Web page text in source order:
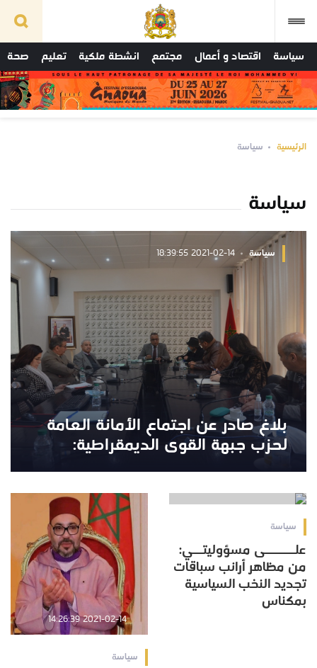
سياسة اقتصاد و أعمال مجتمع انشطة ملكية تعليم صحة
الرئيسية سياسة
سياسة
سياسة 2021-02-14 18:39:55
بلاغ صادر عن اجتماع الأمانة العامة
لحزب جبهة القوى الديمقراطية:
2021-02-14 18:38:03
سياسة
علــــــى مسؤوليتــي:
من مظاهر أرانب سباقات
تجديد النخب السياسية
بمكناس
2021-02-14 14:26:39
سياسة